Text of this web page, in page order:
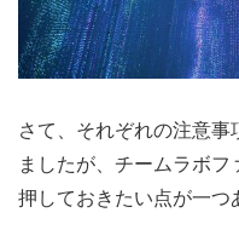
さて、それぞれの注意
ましたが、チームラボ
押しておきたい点が一つ